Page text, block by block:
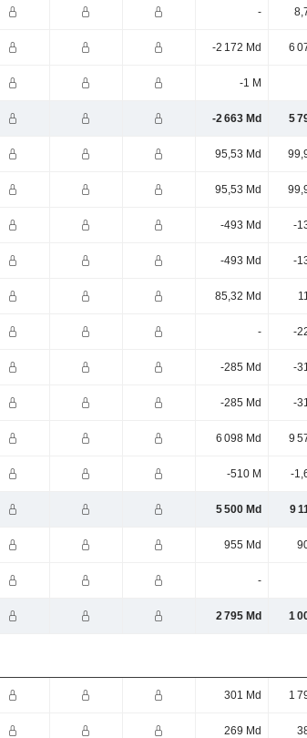
-
-2 172 Md 6
-1 M
-2 663 Md 5
95,53 Md
95,53 Md
-493 Md -
-493 Md -
85,32 Md
- -
-285 Md -
-285 Md -
6 098 Md 9
-510 M -
5 500 Md 9
955 Md
-
2 795 Md 1
301 Md 1
269 Md